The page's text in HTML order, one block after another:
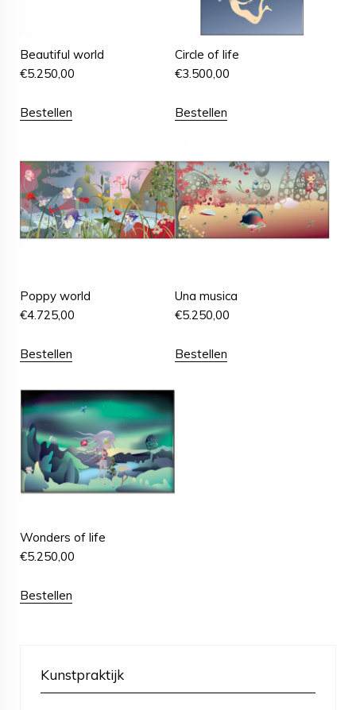
Beautiful world
€5.250,00
Bestellen
Circle of life
€3.500,00
Bestellen
Poppy world
€4.725,00
Bestellen
Una musica
€5.250,00
Bestellen
Wonders of life
€5.250,00
Bestellen
Kunstpraktijk